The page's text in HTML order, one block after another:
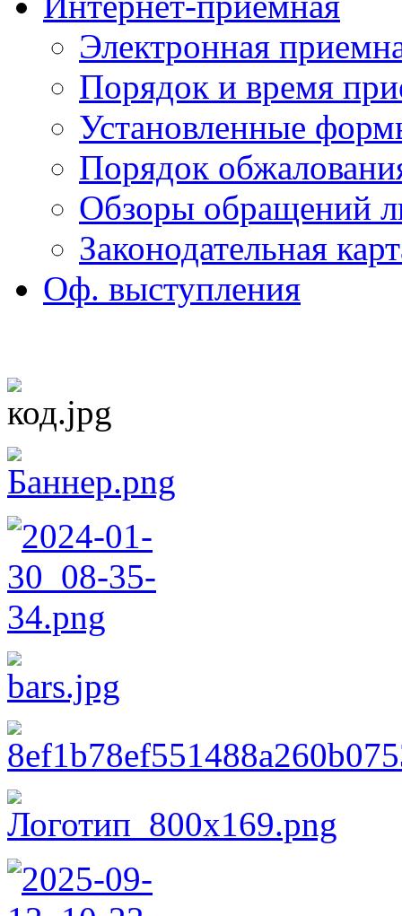
Электронная
Порядок и время
Установленные
Порядок
Обзоры обращений
Законодательная
Оф. выступления